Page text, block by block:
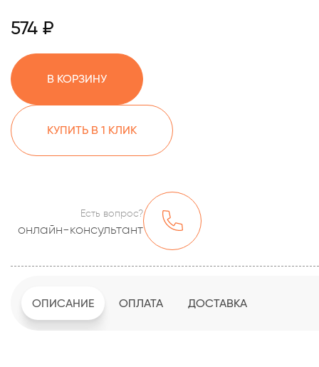
574 ₽
В КОРЗИНУ
КУПИТЬ В 1 КЛИК
Есть вопрос?
онлайн-консультант
ОПИСАНИЕ ОПЛАТА ДОСТАВКА